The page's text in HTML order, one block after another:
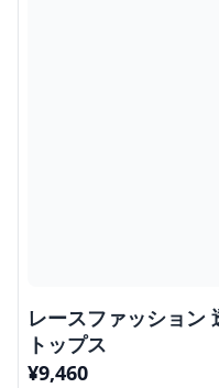
レースファッション
トップス
¥9,460